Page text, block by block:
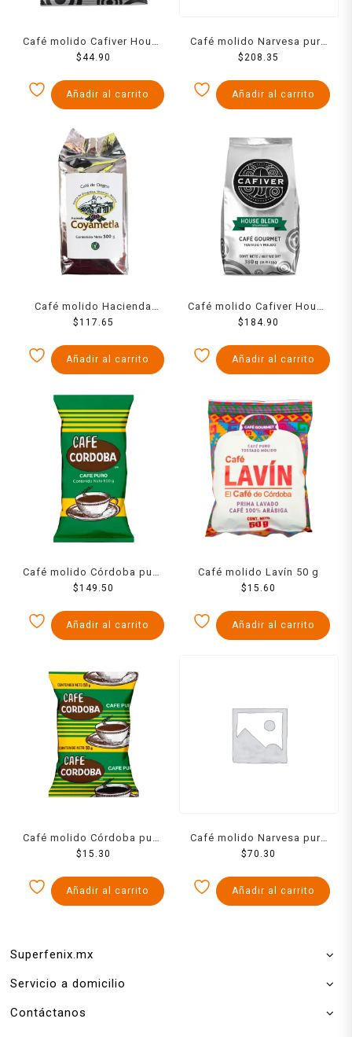
Café molido Cafiver House
Blend gourmet 100 g
$44.90
Añadir al carrito
Café molido Narvesa puro
artesanal 500 g
$ 208.35
Añadir al carrito
Café molido Hacienda
Coyametla puro y de
$117.65
Añadir al carrito
Café molido Cafiver House
Blend gourmet
$184.90
Añadir al carrito
Café molido Córdoba puro
500 g
$149.50
Añadir al carrito
Café molido Lavín 50 g
$15.60
Añadir al carrito
Café molido Córdoba puro
50 g
$15.30
Añadir al carrito
Café molido Narvesa puro
250 g
$70.30
Añadir al carrito
Superfenix.mx
Servicio a domicilio
Contáctanos